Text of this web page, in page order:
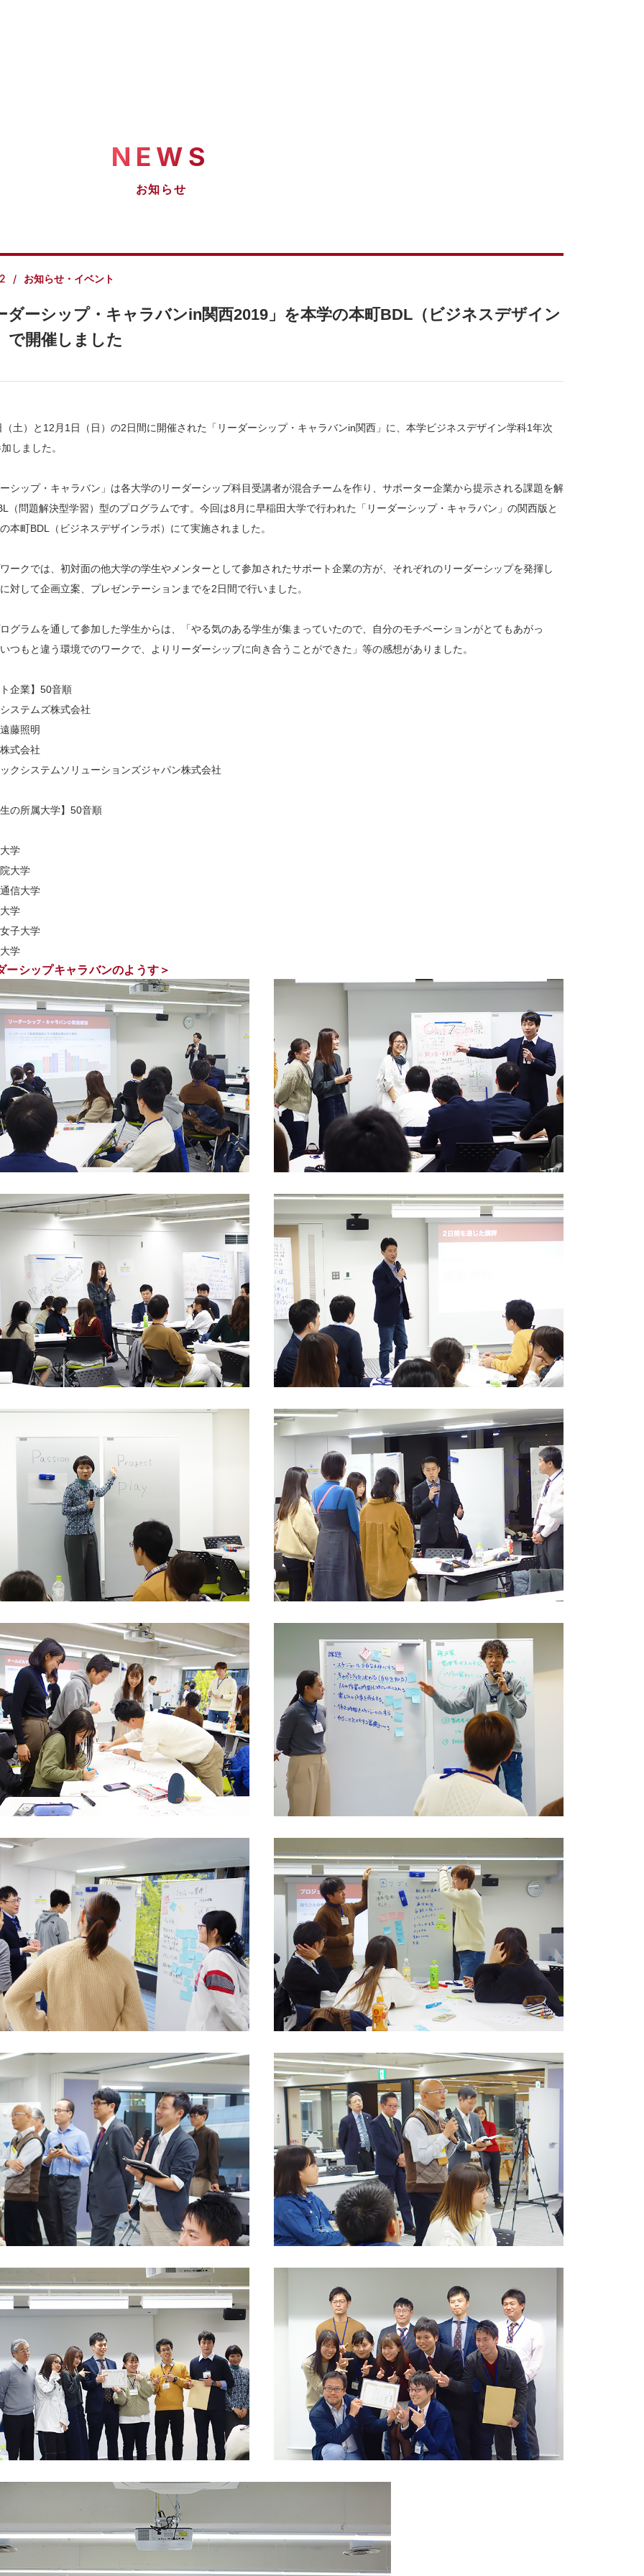
NEWS
お知らせ
お知らせ・イベント
ダーシップ・キャラバンin関西2019」を本学の本町BDL（ビジネスデザイン
で開催しました
土）と12月1日（日）の2日間に開催された「リーダーシップ・キャラバンin関西」に、本学ビジネスデザイン学科1年次
しました。
シップ・キャラバン」は各大学のリーダーシップ科目受講者が混合チームを作り、サポーター企業から提示される課題を解
（問題解決型学習）型のプログラムです。今回は8月に早稲田大学で行われた「リーダーシップ・キャラバン」の関西版と
本町BDL（ビジネスデザインラボ）にて実施されました。
ークでは、初対面の他大学の学生やメンターとして参加されたサポート企業の方が、それぞれのリーダーシップを発揮し
対して企画立案、プレゼンテーションまでを2日間で行いました。
グラムを通して参加した学生からは、「やる気のある学生が集まっていたので、自分のモチベーションがとてもあがっ
つもと違う環境でのワークで、よりリーダーシップに向き合うことができた」等の感想がありました。
企業】50音順
ステムズ株式会社
藤照明
式会社
クシステムソリューションズジャパン株式会社
の所属大学】50音順
学
大学
信大学
学
子大学
学
ーシップキャラバンのようす＞